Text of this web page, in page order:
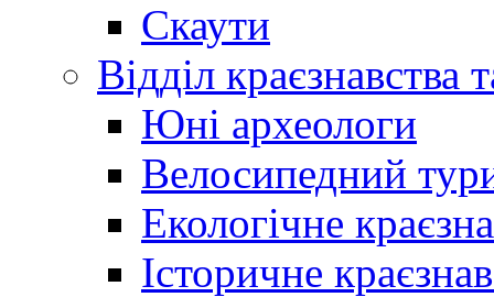
Скаути
Відділ краєзнавства
Юні археологи
Велосипедний
Екологічне
Історичне